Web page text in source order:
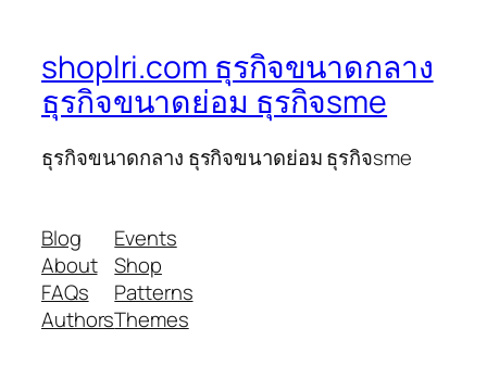
shoplri.com ธุรกิจขนาดกลาง
ธุรกิจขนาดย่อม ธุรกิจsme
ธุรกิจขนาดกลาง ธุรกิจขนาดย่อม ธุรกิจsme
Blog
About
FAQs
Authors
Events
Shop
Patterns
Themes